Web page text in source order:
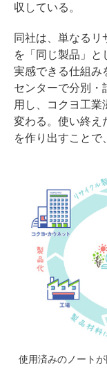
収している。
同社は、単なるリ
を「同じ製品」と
実感できる仕組み
センターで分別・
用し、コクヨ工業
変わる。使い終え
を作り出すことで
使用済みのノート